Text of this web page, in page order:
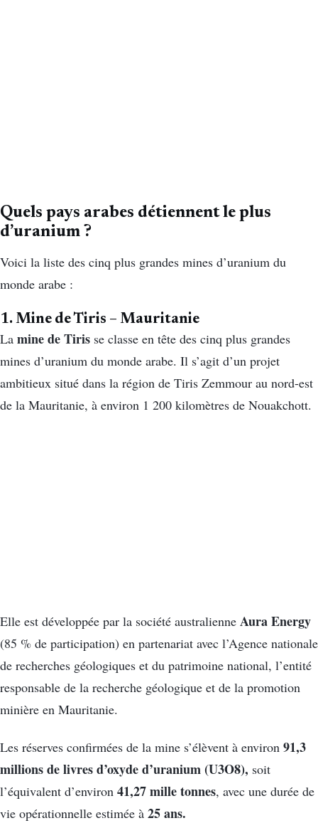
Quels pays arabes détiennent le plus
d’uranium ?
Voici la liste des cinq plus grandes mines d’uranium du
monde arabe :
1. Mine de Tiris – Mauritanie
La mine de Tiris se classe en tête des cinq plus grandes
mines d’uranium du monde arabe. Il s’agit d’un projet
ambitieux situé dans la région de Tiris Zemmour au nord-est
de la Mauritanie, à environ 1 200 kilomètres de Nouakchott.
Elle est développée par la société australienne Aura Energy
(85 % de participation) en partenariat avec l’Agence nationale
de recherches géologiques et du patrimoine national, l’entité
responsable de la recherche géologique et de la promotion
minière en Mauritanie.
Les réserves confirmées de la mine s’élèvent à environ 91,3
millions de livres d’oxyde d’uranium (U3​O8​), soit
l’équivalent d’environ 41,27 mille tonnes, avec une durée de
vie opérationnelle estimée à 25 ans.